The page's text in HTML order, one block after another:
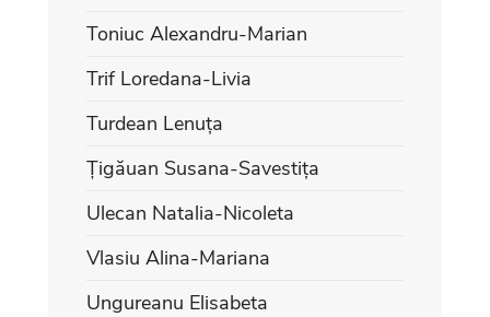
Toniuc Alexandru-Marian
Trif Loredana-Livia
Turdean Lenuța
Țigăuan Susana-Savestița
Ulecan Natalia-Nicoleta
Vlasiu Alina-Mariana
Ungureanu Elisabeta